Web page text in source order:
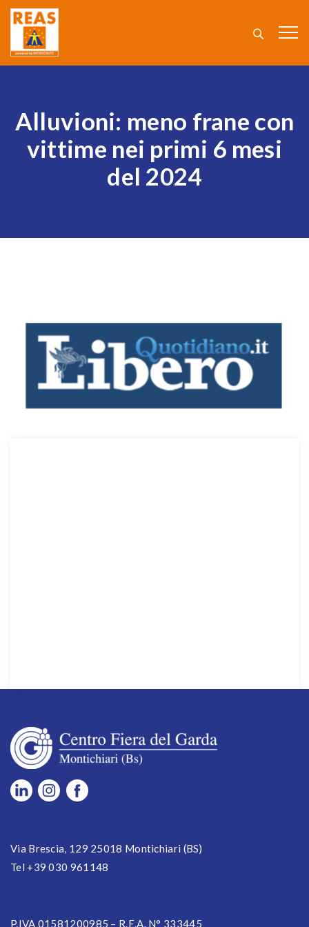
Alluvioni: meno frane con
vittime nei primi 6 mesi
del 2024
Via Brescia, 129 25018 Montichiari (BS)
Tel +39 030 961148
P.IVA 01581200985 – R.E.A. N° 333445